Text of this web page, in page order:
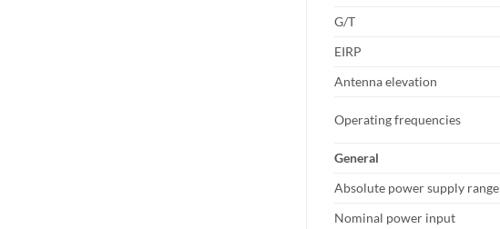
G/T
EIRP
Antenna elevation
Operating frequencies
General
Absolute power supply range
Nominal power input